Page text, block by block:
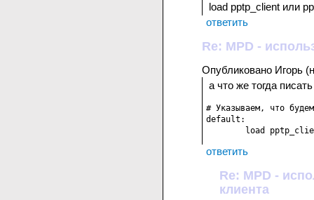
load pptp_client или
ответить
Re: MPD -
Опубликовано Игорь
а что же тогда
# Указываем, что
default:
load
ответить
Re: MPD -
клиента